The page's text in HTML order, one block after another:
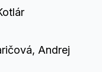
Andrej